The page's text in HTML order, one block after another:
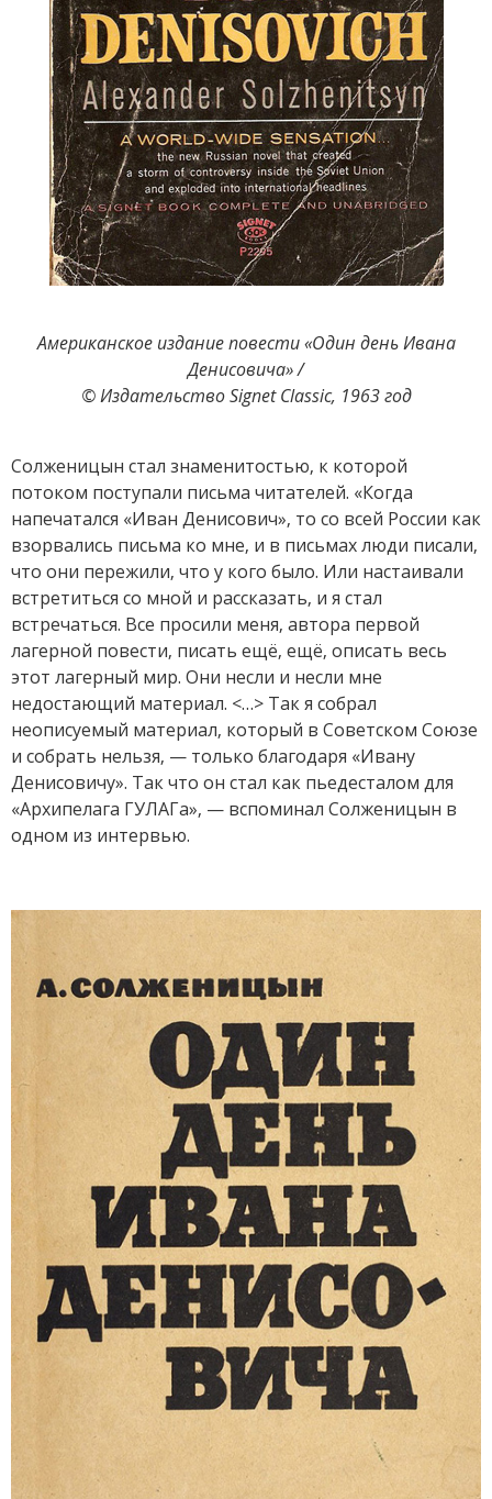
Американское издание повести «Один день Ивана
Денисовича» /
© Издательство Signet Classic, 1963 год
Солженицын стал знаменитостью, к которой
потоком поступали письма читателей. «Когда
напечатался «Иван Денисович», то со всей России как
взорвались письма ко мне, и в письмах люди писали,
что они пережили, что у кого было. Или настаивали
встретиться со мной и рассказать, и я стал
встречаться. Все просили меня, автора первой
лагерной повести, писать ещё, ещё, описать весь
этот лагерный мир. Они несли и несли мне
недостающий материал. <…> Так я собрал
неописуемый материал, который в Советском Союзе
и собрать нельзя, — только благодаря «Ивану
Денисовичу». Так что он стал как пьедесталом для
«Архипелага ГУЛАГа», — вспоминал Солженицын в
одном из интервью.